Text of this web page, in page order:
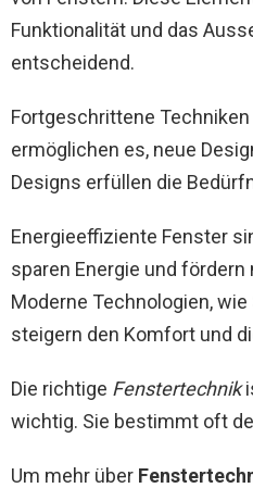
Funktionalität und das
entscheidend.
Fortgeschrittene Techniken
ermöglichen es, neue
Designs erfüllen die
Energieeffiziente Fenster
sparen Energie und fördern
Moderne Technologien,
steigern den Komfort und
Die richtige Fenstertechnik
wichtig. Sie bestimmt oft
Um mehr über